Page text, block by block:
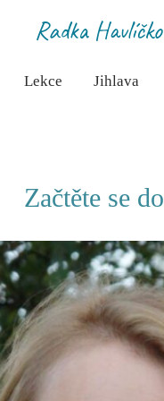
Radka
Lekce Jihlava
Začtěte se